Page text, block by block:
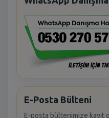
E-Posta Bülteni
E-posta bültenimize kayıt